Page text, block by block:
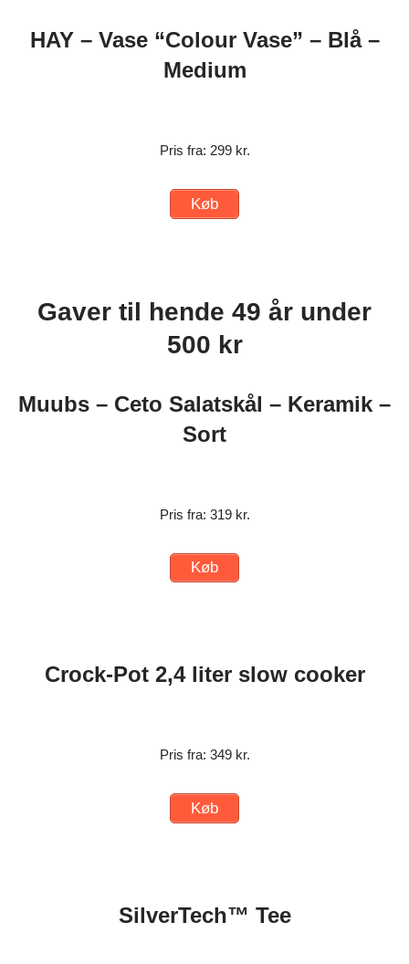
HAY – Vase “Colour Vase” – Blå –
Medium
Pris fra: 299 kr.
Køb
Gaver til hende 49 år under
500 kr
Muubs – Ceto Salatskål – Keramik –
Sort
Pris fra: 319 kr.
Køb
Crock-Pot 2,4 liter slow cooker
Pris fra: 349 kr.
Køb
SilverTech™ Tee